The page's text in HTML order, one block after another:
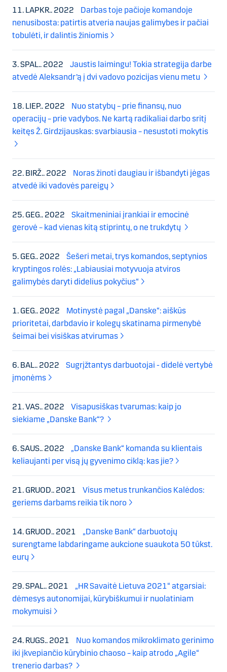
11. LAPKR.. 2022
Darbas toje pačioje komandoje
nenusibosta: patirtis atveria naujas galimybes ir pačiai
tobulėti, ir dalintis žiniomis
3. SPAL.. 2022
Jaustis laimingu! Tokia strategija darbe
atvedė Aleksandr’ą į dvi vadovo pozicijas vienu metu
18. LIEP.. 2022
Nuo statybų – prie finansų, nuo
operacijų – prie vadybos. Ne kartą radikaliai darbo sritį
keitęs Ž. Girdzijauskas: svarbiausia – nesustoti mokytis
22. BIRŽ.. 2022
Noras žinoti daugiau ir išbandyti jėgas
atvedė iki vadovės pareigų
25. GEG.. 2022
Skaitmeniniai įrankiai ir emocinė
gerovė – kad vienas kitą stiprintų, o ne trukdytų
5. GEG.. 2022
Šešeri metai, trys komandos, septynios
kryptingos rolės: „Labiausiai motyvuoja atviros
galimybės daryti didelius pokyčius“
1. GEG.. 2022
Motinystė pagal „Danske“: aiškūs
prioritetai, darbdavio ir kolegų skatinama pirmenybė
šeimai bei visiškas atvirumas
6. BAL.. 2022
Sugrįžtantys darbuotojai - didelė vertybė
įmonėms
21. VAS.. 2022
Visapusiškas tvarumas: kaip jo
siekiame „Danske Bank“?
6. SAUS.. 2022
„Danske Bank“ komanda su klientais
keliaujanti per visą jų gyvenimo ciklą: kas jie?
21. GRUOD.. 2021
Visus metus trunkančios Kalėdos:
geriems darbams reikia tik noro
14. GRUOD.. 2021
„Danske Bank“ darbuotojų
surengtame labdaringame aukcione suaukota 50 tūkst.
eurų
29. SPAL.. 2021
„HR Savaitė Lietuva 2021“ atgarsiai:
dėmesys autonomijai, kūrybiškumui ir nuolatiniam
mokymuisi
24. RUGS.. 2021
Nuo komandos mikroklimato gerinimo
iki įkvepiančio kūrybinio chaoso – kaip atrodo „Agile“
trenerio darbas?